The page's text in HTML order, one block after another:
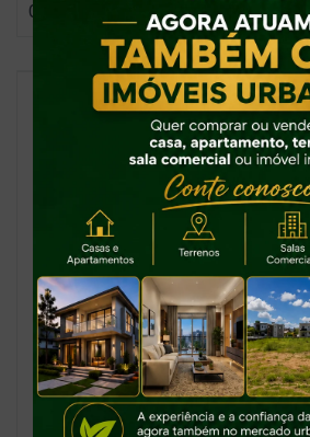
Casiano de Andrade
CRECI -51169
(47) 99161-6660
casiano@reidossitios.com.br
Nome
Telefone
E-mail
000